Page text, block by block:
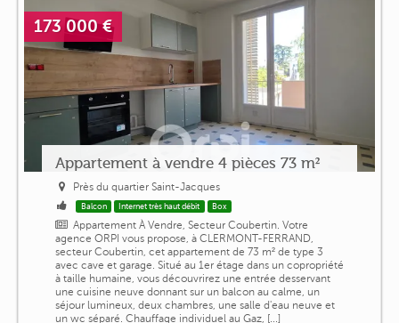
173 000 €
Appartement à vendre 4 pièces 73 m²
Près du quartier Saint-Jacques
Balcon Internet très haut débit Box
Appartement À Vendre, Secteur Coubertin. Votre
agence ORPI vous propose, à CLERMONT-FERRAND,
secteur Coubertin, cet appartement de 73 m² de type 3
avec cave et garage. Situé au 1er étage dans un copropriété
à taille humaine, vous découvrirez une entrée desservant
une cuisine neuve donnant sur un balcon au calme, un
séjour lumineux, deux chambres, une salle d'eau neuve et
un wc séparé. Chauffage individuel au Gaz, [...]